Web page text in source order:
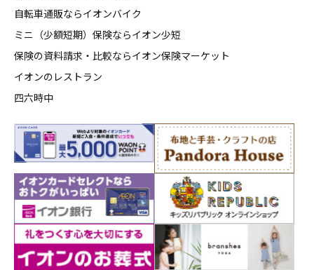
自転車通販ならイオンバイク
ミニ（少額短期）保険ならイオン少短
保険の資料請求・比較ならイオン保険マーケット
イオンのレストラン
四六時中